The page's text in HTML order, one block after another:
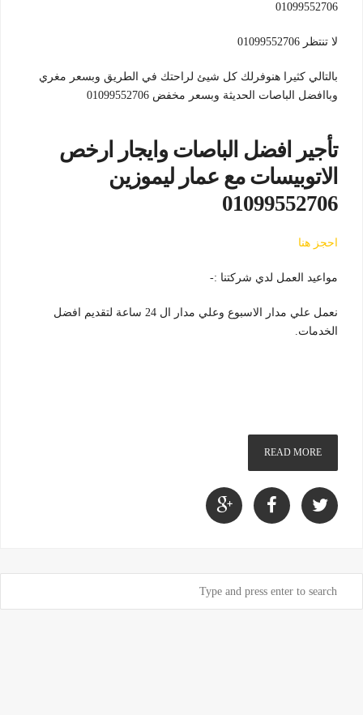
01099552706
لا تنتظر 01099552706
بالتالي كثيرا هنوفرلك كل شيئ لراحتك في الطريق وبسعر مغري
وباافضل الباصات الحديثة وبسعر مخفض 01099552706
تأجير افضل الباصات وايجار ارخص
الاتوبيسات مع عمار ليموزين
01099552706
احجز هنا
مواعيد العمل لدي شركتنا :-
نعمل علي مدار الاسبوع وعلي مدار ال 24 ساعة لتقديم افضل
الخدمات.
READ MORE